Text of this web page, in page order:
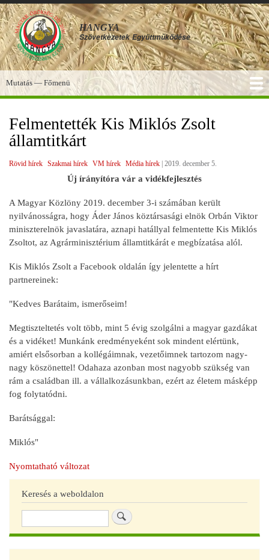
Ugrás
a
tartalomra
HANGYA
Szövetkezetek Együttműködése
Főmenü
Mutatás — Főmenü
Felmentették Kis Miklós Zsolt
államtitkárt
Rövid hírek Szakmai hírek VM hírek Média hírek 2019. december 5.
Új írányítóra vár a vidékfejlesztés
A Magyar Közlöny 2019. december 3-i számában került
nyilvánosságra, hogy Áder János köztársasági elnök Orbán Viktor
miniszterelnök javaslatára, aznapi hatállyal felmentette Kis Miklós
Zsoltot, az Agrárminisztérium államtitkárát e megbízatása alól.
Kis Miklós Zsolt a Facebook oldalán így jelentette a hírt
partnereinek:
"Kedves Barátaim, ismerőseim!
Megtiszteltetés volt több, mint 5 évig szolgálni a magyar gazdákat
és a vidéket! Munkánk eredményeként sok mindent elértünk,
amiért elsősorban a kollégáimnak, vezetőimnek tartozom nagy-
nagy köszönettel! Odahaza azonban most nagyobb szükség van
rám a családban ill. a vállalkozásunkban, ezért az életem másképp
fog folytatódni.
Barátsággal:
Miklós"
Nyomtatható változat
Keresés a weboldalon